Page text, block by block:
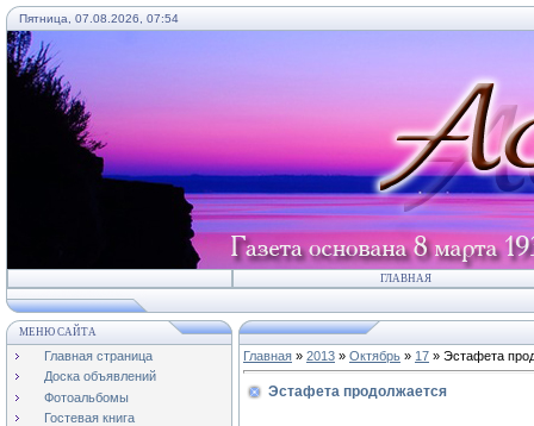
Пятница, 07.08.2026, 07:54
ГЛАВНАЯ
МЕНЮ САЙТА
Главная страница
Доска объявлений
Фотоальбомы
Гостевая книга
Главная » 2013 » Октябрь » 17 » Эстафета
Эстафета продолжается